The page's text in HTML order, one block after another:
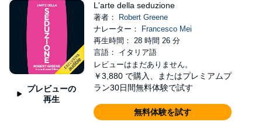
プレビューの
再生
L'arte della seduzione
著者：
Robert Greene
ナレーター：
Francesco Mei
再生時間： 28 時間 26 分
言語： イタリア語
レビューはまだありません。
￥3,880 で購入、またはプレミアムプ
ラン30日間無料体験で試す
無料体験を試す